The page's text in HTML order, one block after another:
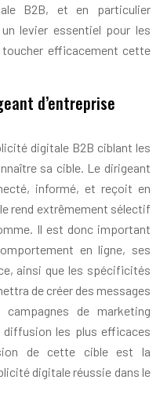
B2B, et en particulier
levier essentiel pour les
efficacement cette
d’entreprise
digitale B2B ciblant les
sa cible. Le dirigeant
informé, et reçoit en
rend extrêmement sélectif
Il est donc important
en ligne, ses
ainsi que les spécificités
de créer des messages
campagnes de marketing
les plus efficaces
de cette cible est la
digitale réussie dans le